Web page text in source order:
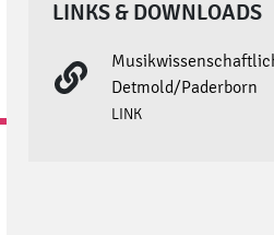
LINKS & DOWNLOADS
Detmold/Paderborn
LINK